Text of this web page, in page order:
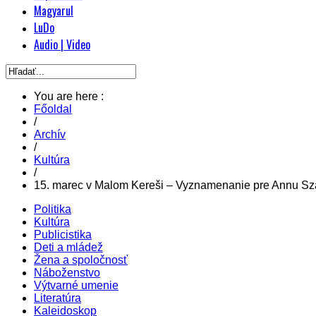
Magyarul
LuDo
Audio | Video
You are here :
Főoldal
/
Archív
/
Kultúra
/
15. marec v Malom Kereši – Vyznamenanie pre Annu
Politika
Kultúra
Publicistika
Deti a mládež
Žena a spoločnosť
Náboženstvo
Výtvarné umenie
Literatúra
Kaleidoskop